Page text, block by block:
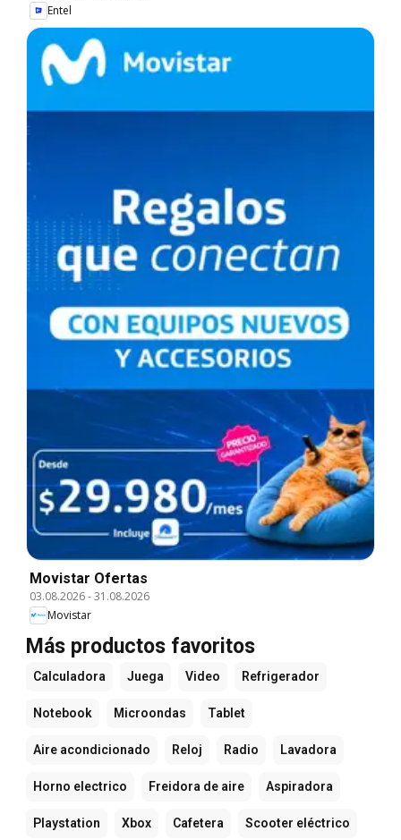
Entel
Movistar Ofertas
03.08.2026-31.08.2026
Movistar
Más productos favoritos
Calculadora Juega Video Refrigerador
Notebook Microondas Tablet
Aire acondicionado Reloj Radio Lavadora
Horno electrico Freidora de aire Aspiradora
Playstation Xbox Cafetera Scooter eléctrico